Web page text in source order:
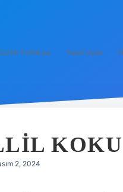
Politikası Yasal Uyarı
2, 2024